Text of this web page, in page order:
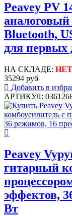
Peavey PV
Bluetooth,
для первых
НА СКЛАДЕ:
35294 руб
Добавить в
АРТИКУЛ:
Peavey
гитарный
эффектов,
Вт